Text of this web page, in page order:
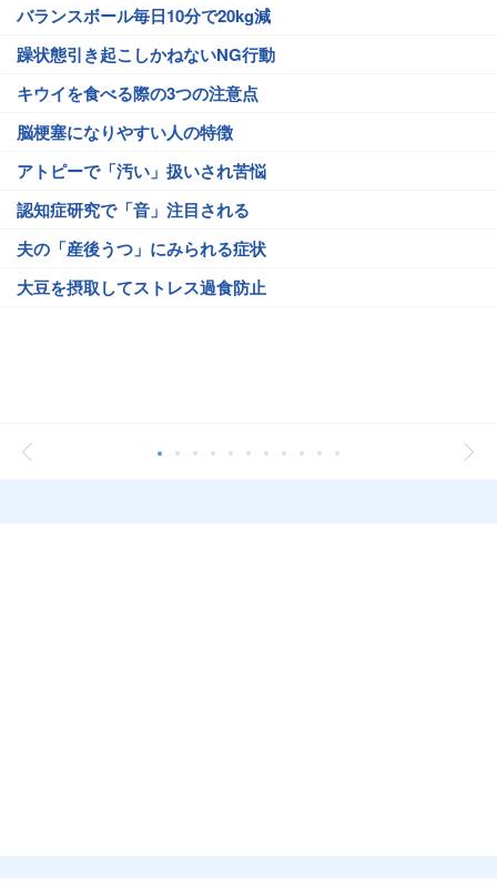
バランスボール毎日10分で20kg減
躁状態引き起こしかねないNG行動
キウイを食べる際の3つの注意点
脳梗塞になりやすい人の特徴
アトピーで「汚い」扱いされ苦悩
認知症研究で「音」注目される
夫の「産後うつ」にみられる症状
大豆を摂取してストレス過食防止